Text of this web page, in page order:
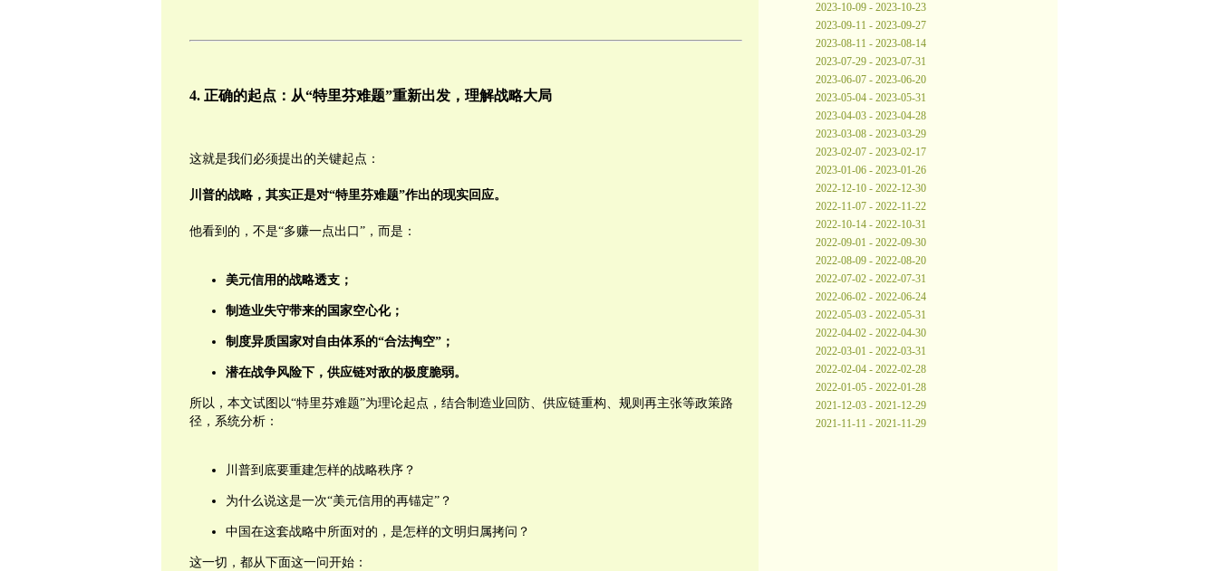
4. 正确的起点：从“特里芬难题”重新出发，理解战略大局
这就是我们必须提出的关键起点：
川普的战略，其实正是对“特里芬难题”作出的现实回应。
他看到的，不是“多赚一点出口”，而是：
美元信用的战略透支；
制造业失守带来的国家空心化；
制度异质国家对自由体系的“合法掏空”；
潜在战争风险下，供应链对敌的极度脆弱。
所以，本文试图以“特里芬难题”为理论起点，结合制造业回防、供应链重构、规则再主张等政策路
径，系统分析：
川普到底要重建怎样的战略秩序？
为什么说这是一次“美元信用的再锚定”？
中国在这套战略中所面对的，是怎样的文明归属拷问？
这一切，都从下面这一问开始：
2023-10-09 - 2023-10-23
2023-09-11 - 2023-09-27
2023-08-11 - 2023-08-14
2023-07-29 - 2023-07-31
2023-06-07 - 2023-06-20
2023-05-04 - 2023-05-31
2023-04-03 - 2023-04-28
2023-03-08 - 2023-03-29
2023-02-07 - 2023-02-17
2023-01-06 - 2023-01-26
2022-12-10 - 2022-12-30
2022-11-07 - 2022-11-22
2022-10-14 - 2022-10-31
2022-09-01 - 2022-09-30
2022-08-09 - 2022-08-20
2022-07-02 - 2022-07-31
2022-06-02 - 2022-06-24
2022-05-03 - 2022-05-31
2022-04-02 - 2022-04-30
2022-03-01 - 2022-03-31
2022-02-04 - 2022-02-28
2022-01-05 - 2022-01-28
2021-12-03 - 2021-12-29
2021-11-11 - 2021-11-29